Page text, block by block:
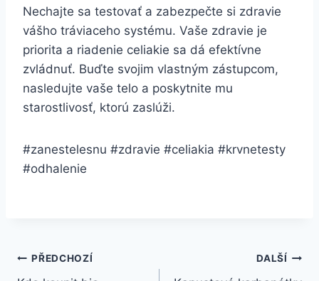
Nechajte sa testovať a zabezpečte si zdravie
vášho tráviaceho systému. Vaše zdravie je
priorita a riadenie celiakie sa dá efektívne
zvládnuť. Buďte svojim vlastným zástupcom,
nasledujte vaše telo a poskytnite mu
starostlivosť, ktorú zaslúži.
#zanestelesnu #zdravie #celiakia #krvnetesty
#odhalenie
Navigace
PŘEDCHOZÍ DALŠÍ